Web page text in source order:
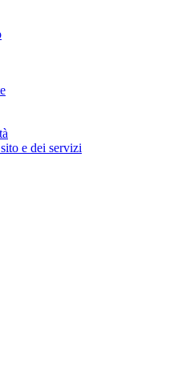
e dei servizi